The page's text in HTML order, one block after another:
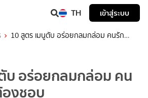
TH เข้าสู่ระบบ
10 สูตร เมนูตับ อร่อยกลมกล่อม คนรัก
บ อร่อยกลมกล่อม คน
องชอบ